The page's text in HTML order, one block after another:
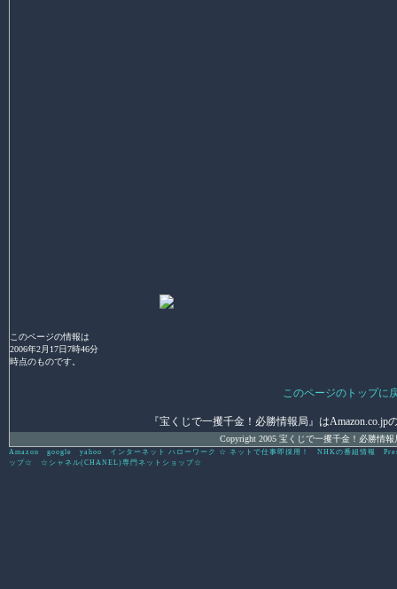
このページの情報は
2006年2月17日7時46分
時点のものです。
このページのトップに
『宝くじで一攫千金！必勝情報局』はAmazon.co.jp
Copyright 2005 宝くじで一攫千金！必勝情報
Amazon google yahoo インターネット ハローワーク ☆ ネットで仕事即採用！ NHKの番組情報
ップ☆
☆シャネル(CHANEL)専門ネットショップ☆